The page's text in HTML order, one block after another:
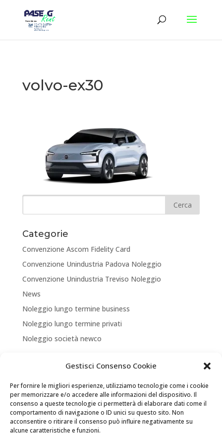
Gestisci Consenso Cookie
Per fornire le migliori esperienze, utilizziamo tecnologie come i cookie
per memorizzare e/o accedere alle informazioni del dispositivo. Il
consenso a queste tecnologie ci permetterà di elaborare dati come il
comportamento di navigazione o ID unici su questo sito. Non
acconsentire o ritirare il consenso può influire negativamente su
alcune caratteristiche e funzioni.
volvo-ex30
Categorie
Convenzione Ascom Fidelity Card
Convenzione Unindustria Padova Noleggio
Convenzione Unindustria Treviso Noleggio
News
Noleggio lungo termine business
Noleggio lungo termine privati
Noleggio società newco
Articoli recenti
ASSICURA LA TUA MOBILITA’
NEW LOCATION + NEW PARTNERSHIP
Convenzione Soci di UNINDUSTRIA PADOVA TREVISO
VENEZIA ROVIGO